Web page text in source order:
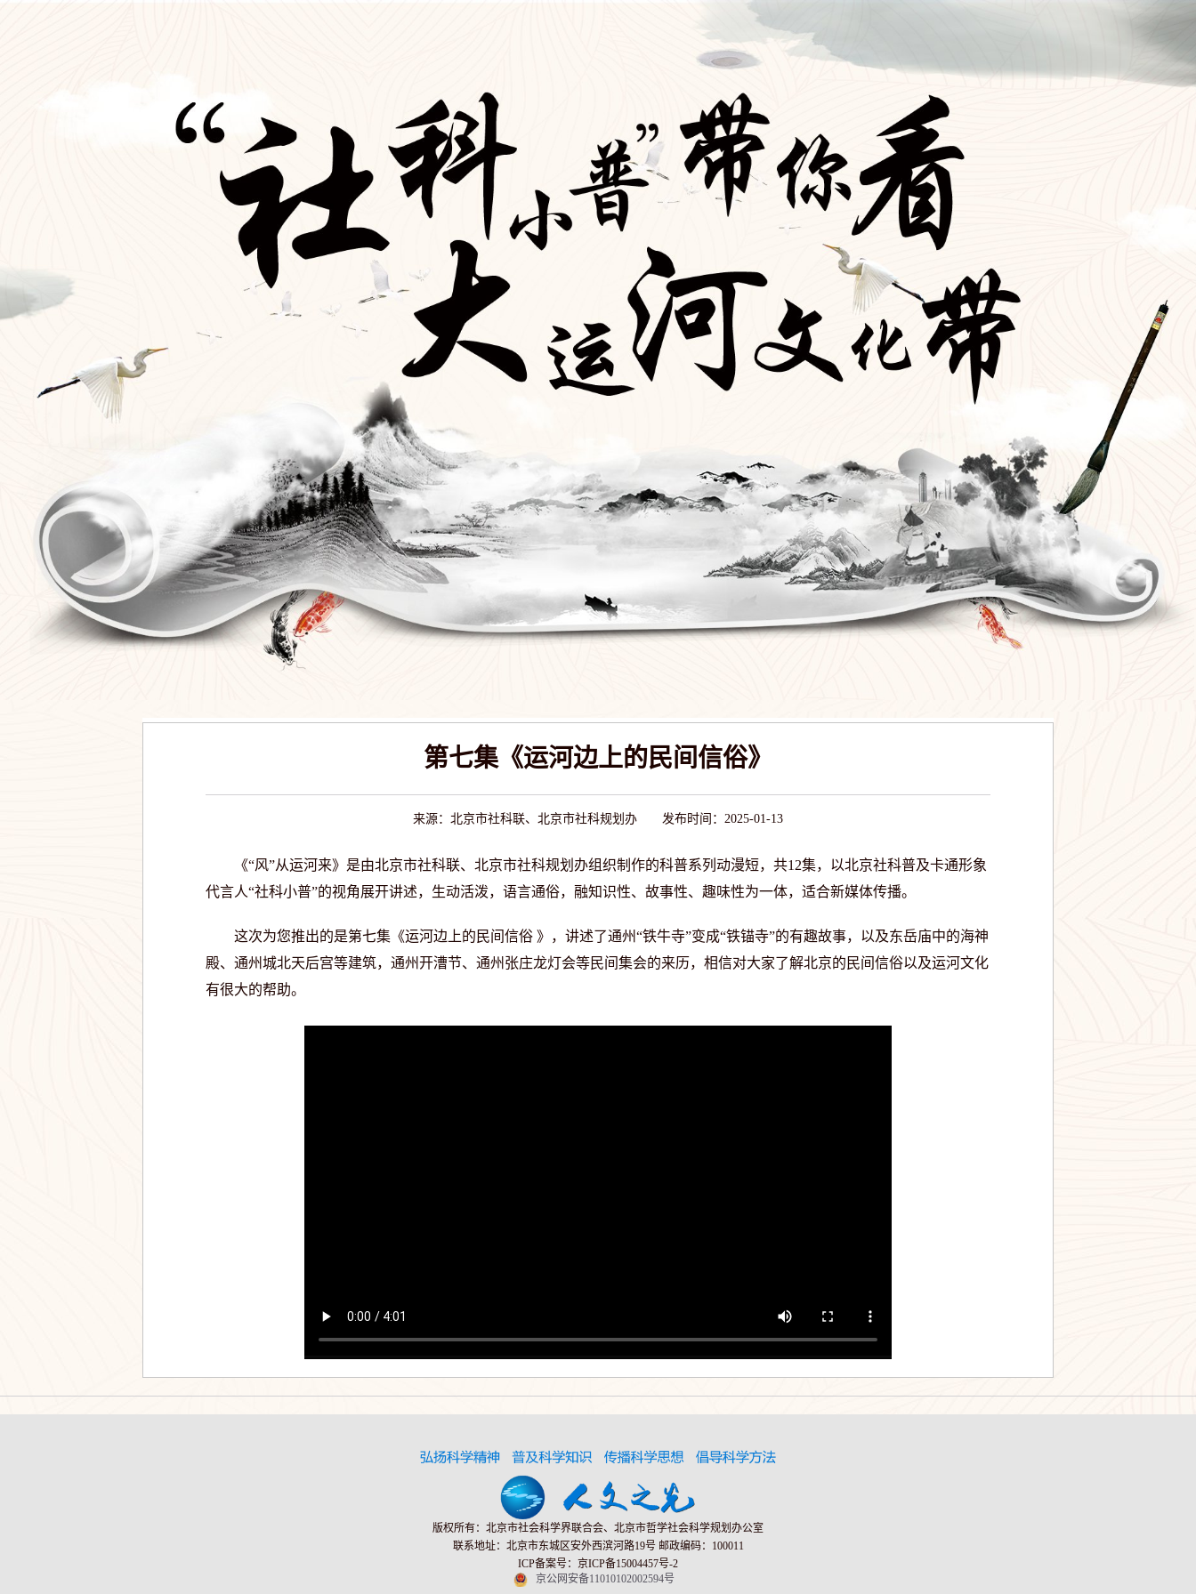
第七集《运河边上的民间信俗》
来源：北京市社科联、北京市社科规划办 发布时间：2025-01-13
《“风”从运河来》是由北京市社科联、北京市社科规划办组织制作的科普系列动漫短，共12集，以北京社科普及卡通形象
代言人“社科小普”的视角展开讲述，生动活泼，语言通俗，融知识性、故事性、趣味性为一体，适合新媒体传播。
这次为您推出的是第七集《运河边上的民间信俗 》，讲述了通州“铁牛寺”变成“铁锚寺”的有趣故事，以及东岳庙中的海神
殿、通州城北天后宫等建筑，通州开漕节、通州张庄龙灯会等民间集会的来历，相信对大家了解北京的民间信俗以及运河文化
有很大的帮助。
版权所有：北京市社会科学界联合会、北京市哲学社会科学规划办公室
联系地址：北京市东城区安外西滨河路19号 邮政编码：100011
ICP备案号：京ICP备15004457号-2
京公网安备11010102002594号